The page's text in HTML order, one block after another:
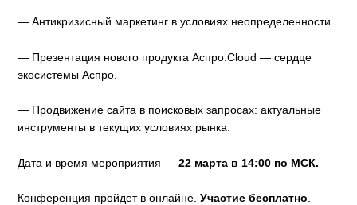
— Антикризисный маркетинг в условиях неопределенности.
— Презентация нового продукта Аспро.Cloud — сердце
экосистемы Аспро.
— Продвижение сайта в поисковых запросах: актуальные
инструменты в текущих условиях рынка.
Дата и время мероприятия —22 марта в 14:00 по МСК.
Конференция пройдет в онлайне.Участие бесплатно